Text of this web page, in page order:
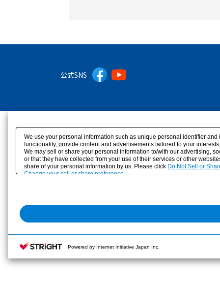
公式SNS
We use your personal information such as unique personal identifier
functionality, provide content and advertisements tailored to your
We may sell or share your personal information to/with our advertising,
or that they have collected from your use of their services or other
share of your personal information by us. Please click Do Not Sell or
Change your sell or share preference
Powered by Internet Initiative Japan Inc.